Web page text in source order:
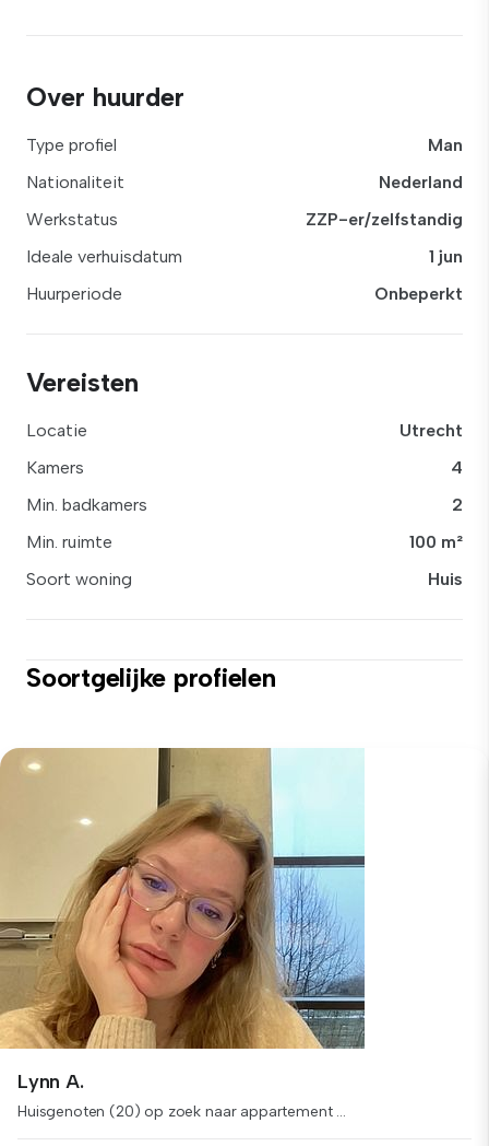
Over huurder
Type profiel
Man
Nationaliteit
Nederland
Werkstatus
ZZP-er/zelfstandig
Ideale verhuisdatum
1 jun
Huurperiode
Onbeperkt
Vereisten
Locatie
Utrecht
Kamers
4
Min. badkamers
2
Min. ruimte
100 m²
Soort woning
Huis
Soortgelijke profielen
Lynn A.
Huisgenoten (20) op zoek naar appartement ...